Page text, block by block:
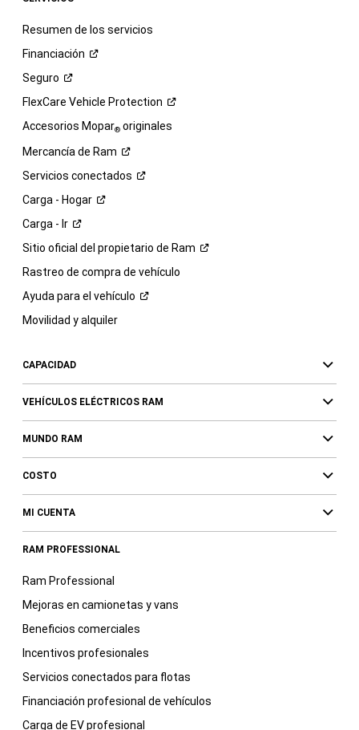
Resumen de los servicios
Financiación
Seguro
FlexCare Vehicle Protection
Accesorios Mopar®originales
Mercancía de Ram
Servicios conectados
Carga - Hogar
Carga - Ir
Sitio oficial del propietario de Ram
Rastreo de compra de vehículo
Ayuda para el vehículo
Movilidad y alquiler
CAPACIDAD
VEHÍCULOS ELÉCTRICOS RAM
MUNDO RAM
COSTO
MI CUENTA
RAM PROFESSIONAL
Ram Professional
Mejoras en camionetas y vans
Beneficios comerciales
Incentivos profesionales
Servicios conectados para flotas
Financiación profesional de vehículos
Carga de EV profesional